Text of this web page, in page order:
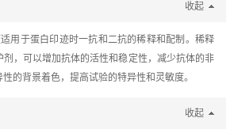
收起
用于蛋白印迹时一抗和二抗的稀释和配制。稀释
，可以增加抗体的活性和稳定性，减少抗体的非
的背景着色，提高试验的特异性和灵敏度。
收起